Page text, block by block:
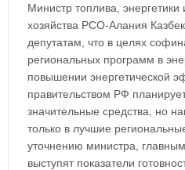
Министр топлива,
хозяйства РСО-Алания
депутатам, что в целях
региональных программ в
повышении энергетической
правительством РФ
значительные средства, но
только в лучшие
уточнению министра,
выступят показатели